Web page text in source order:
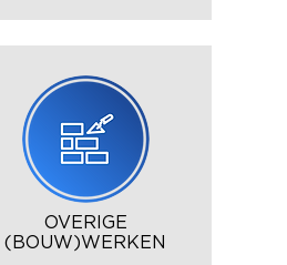
OVERIGE
(BOUW)WERKEN